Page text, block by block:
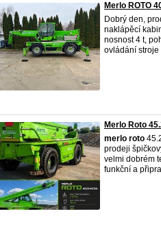
Merlo ROTO
Dobrý den,
naklápěcí
nosnost 4 t,
ovládání stroje
Merlo Roto
merlo roto
prodeji
velmi dobrém
funkční a